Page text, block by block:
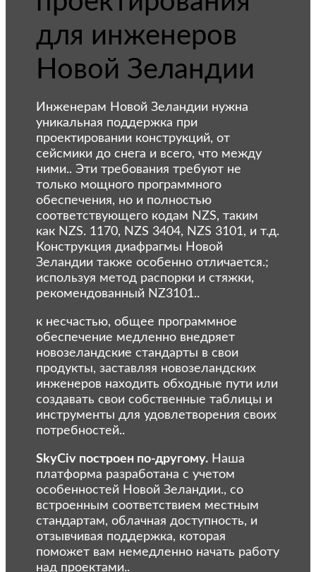
для инженеров
Новой Зеландии
Инженерам Новой Зеландии нужна
уникальная поддержка при
проектировании конструкций, от
сейсмики до снега и всего, что между
ними.. Эти требования требуют не
только мощного программного
обеспечения, но и полностью
соответствующего кодам NZS, таким
как NZS. 1170, NZS 3404, NZS 3101, и т.д.
Конструкция диафрагмы Новой
Зеландии также особенно отличается.;
используя метод распорки и стяжки,
рекомендованный NZ3101..
к несчастью, общее программное
обеспечение медленно внедряет
новозеландские стандарты в свои
продукты, заставляя новозеландских
инженеров находить обходные пути или
создавать свои собственные таблицы и
инструменты для удовлетворения своих
потребностей..
SkyCiv построен по-другому. Наша
платформа разработана с учетом
особенностей Новой Зеландии., со
встроенным соответствием местным
стандартам, облачная доступность, и
отзывчивая поддержка, которая
поможет вам немедленно начать работу
над проектами..